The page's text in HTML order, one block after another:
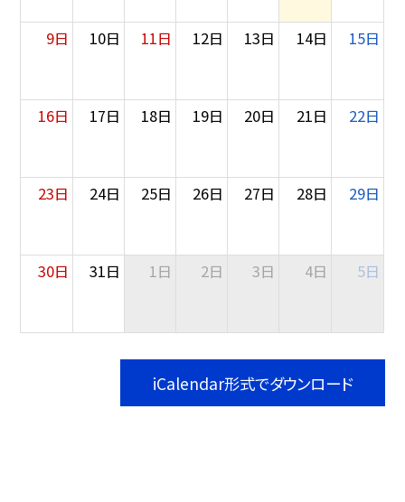
9日 10日 11日 12日 13日 14日 15日
16日 17日 18日 19日 20日 21日 22日
23日 24日 25日 26日 27日 28日 29日
30日 31日 1日 2日 3日 4日 5日
iCalendar形式でダウンロード